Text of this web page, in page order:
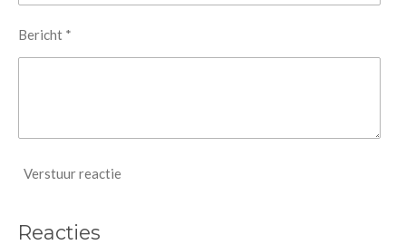
Bericht *
Verstuur reactie
Reacties